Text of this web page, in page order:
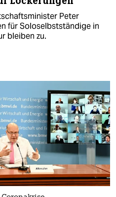
Peter
für Soloselbstständige in
bleiben zu.